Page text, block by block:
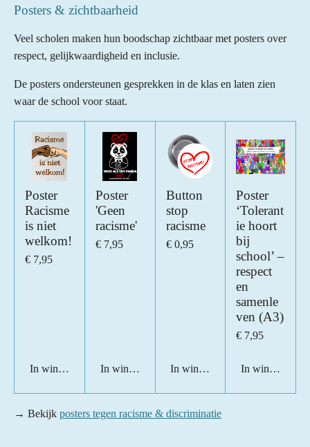
Posters & zichtbaarheid
Veel scholen maken hun boodschap zichtbaar met posters over
respect, gelijkwaardigheid en inclusie.
De posters ondersteunen gesprekken in de klas en laten zien
waar de school voor staat.
Poster
Racisme
is niet
welkom!
€ 7,95
In winkelwagen
Poster
'Geen
racisme'
€ 7,95
In winkelwagen
Button
stop
racisme
€ 0,95
In winkelwagen
Poster
‘Tolerant
ie hoort
bij
school’ –
respect
en
samenle
ven (A3)
€ 7,95
In
→ Bekijk posters tegen racisme & discriminatie